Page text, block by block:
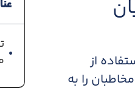
از
را به